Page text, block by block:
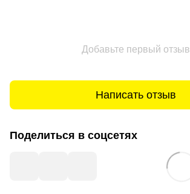
Добавьте первый отзыв
Написать отзыв
Поделиться в соцсетях